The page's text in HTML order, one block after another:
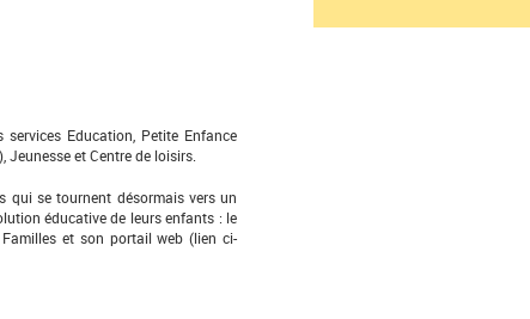
Education, Petite Enfance
Jeunesse et Centre de loisirs.
qui se tournent désormais vers un
éducative de leurs enfants : le
et son portail web (lien ci-